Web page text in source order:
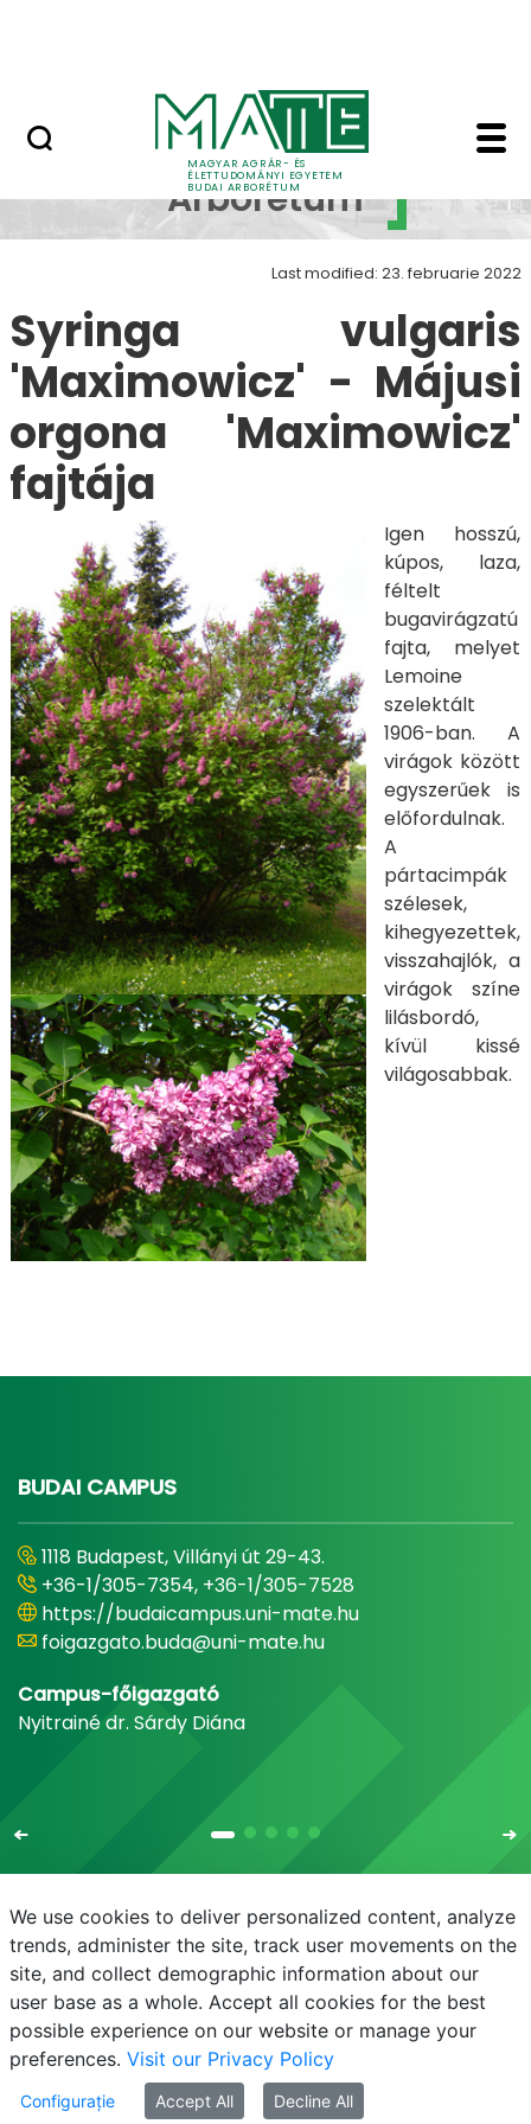
MAGYAR AGRÁR- ÉS
ÉLETTUDOMÁNYI EGYETEM
BUDAI ARBORÉTUM
Syringa vulgaris
Budai
Arborétum
Last modified: 23. februarie 2022
Syringa vulgaris
'Maximowicz' - Májusi
orgona 'Maximowicz'
fajtája
Igen hosszú,
kúpos, laza,
féltelt
bugavirágzatú
fajta, melyet
Lemoine
szelektált
1906-ban. A
virágok között
egyszerűek is
előfordulnak.
A
pártacimpák
szélesek,
kihegyezettek,
visszahajlók, a
virágok színe
lilásbordó,
kívül kissé
világosabbak.
BUDAI CAMPUS
1118 Budapest, Villányi út 29-43.
+36-1/305-7354, +36-1/305-7528
https://budaicampus.uni-mate.hu
foigazgato.buda@uni-mate.hu
Campus-főigazgató
Nyitrainé dr. Sárdy Diána
E-mail Telefonkönyv NEPTUN E-learning
We use cookies to deliver personalized content, analyze
trends, administer the site, track user movements on the
site, and collect demographic information about our
user base as a whole. Accept all cookies for the best
possible experience on our website or manage your
preferences. Visit our Privacy Policy
Configurație Accept All Decline All